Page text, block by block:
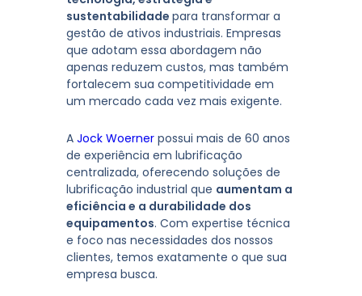
sustentabilidade para transformar a
gestão de ativos industriais. Empresas
que adotam essa abordagem não
apenas reduzem custos, mas também
fortalecem sua competitividade em
um mercado cada vez mais exigente.
A Jock Woernerpossui mais de 60 anos
de experiência em lubrificação
centralizada, oferecendo soluções de
lubrificação industrial que aumentam a
eficiência e a durabilidade dos
equipamentos. Com expertise técnica
e foco nas necessidades dos nossos
clientes, temos exatamente o que sua
empresa busca.